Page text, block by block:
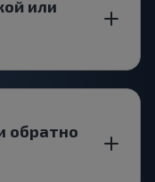
или
обратно